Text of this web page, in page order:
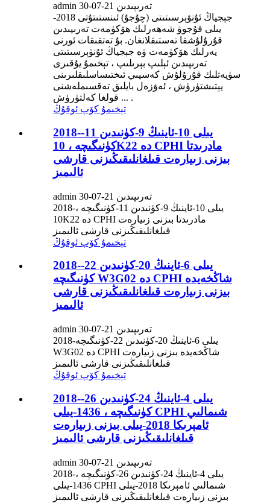
admin تەرىپىدىن 21-07-30
جېجياڭ ئۇنۋېرسىتىتى (چۇجۇ) ئىنستىتۇتى 2018-
يىلى قۇجوۋ شەھەرلىك ھۆكۈمەت تەرىپىدىن
قۇرۇلۇشقا تەستىقلانغان. بۇ تەتقىقات ئورنى
يەرلىك ھۆكۈمەت ۋە جېجياڭ ئۇنۋېرسىتىتى
تەرىپىدىن ئېلىپ بېرىلىپ ، تېخىمۇ يۇقىرى
سۈپەتلىك قۇرۇلۇش كەسپىي ئىختىساسلىقلىرىنى
يېتىشتۈرۈش ، ئەۋزەل بايلىق تەقسىملەشنى
قولغا كەلتۈرۈش ... .
تېخىمۇ كۆپ ئوقۇڭ
2018-يىلى 10-ئاينىڭ 9-كۈنىدىن 11-
كۈنىگىچە ، 10K22 دە CPHI مادرىدتا
بىزنى زىيارەت قىلغانلىقىڭىزنى قارشى
ئالىمىز
admin تەرىپىدىن 21-07-30
2018-يىلى 10-ئاينىڭ 9-كۈنىدىن 11-كۈنىگىچە ،
10K22 دە CPHI مادرىدتا بىزنى زىيارەت
قىلغانلىقىڭىزنى قارشى ئالىمىز
تېخىمۇ كۆپ ئوقۇڭ
2018-يىلى 6-ئاينىڭ 20-كۈنىدىن 22-
كۈنىگىچە W3G02 دە CPHI شاڭخەيدە
بىزنى زىيارەت قىلغانلىقىڭىزنى قارشى
ئالىمىز
admin تەرىپىدىن 21-07-30
2018-يىلى 6-ئاينىڭ 20-كۈنىدىن 22-كۈنىگىچە
W3G02 دە CPHI شاڭخەيدە بىزنى زىيارەت
قىلغانلىقىڭىزنى قارشى ئالىمىز
تېخىمۇ كۆپ ئوقۇڭ
2018-يىلى 4-ئاينىڭ 24-كۈنىدىن 26-
كۈنىگىچە ، 1436-يىلى CPHI شىمالىي
ئامېرىكا 2018-يىلى بىزنى زىيارەت
قىلغانلىقىڭىزنى قارشى ئالىمىز
admin تەرىپىدىن 21-07-30
2018-يىلى 4-ئاينىڭ 24-كۈنىدىن 26-كۈنىگىچە ،
1436-يىلى CPHI شىمالىي ئامېرىكا 2018-يىلى
بىزنى زىيارەت قىلغانلىقىڭىزنى قارشى ئالىمىز